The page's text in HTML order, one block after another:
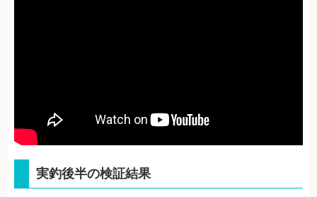
実釣後半の検証結果